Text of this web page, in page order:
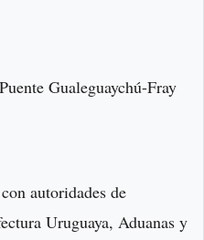
Gualeguaychú-Fray
autoridades de
Uruguaya, Aduanas y